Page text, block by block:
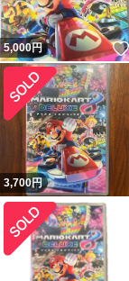
5,000円
3,700円